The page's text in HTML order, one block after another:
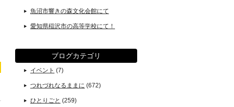
魚沼市響きの森文化会館にて
愛知県稲沢市の高等学校にて！
ブログカテゴリ
イベント (7)
つれづれなるままに (672)
ひとりごと (259)